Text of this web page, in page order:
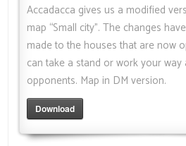
Accadacca gives us a modified
map “Small city”. The changes
made to the houses that are now
can take a stand or work your
opponents. Map in DM version.
Download